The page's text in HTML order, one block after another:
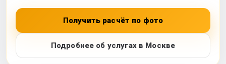
Получить расчёт по фото
Подробнее об услугах в Москве